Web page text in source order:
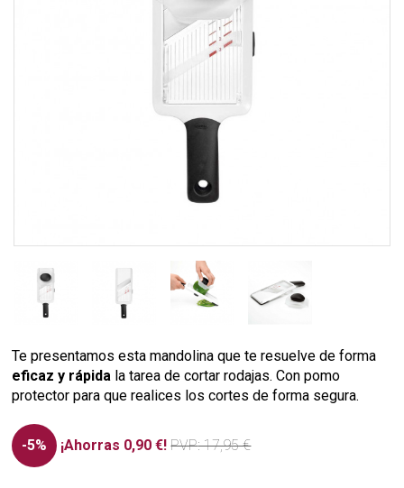
Te presentamos esta mandolina que te resuelve de forma
eficaz y rápida la tarea de cortar rodajas. Con pomo
protector para que realices los cortes de forma segura.
-5% ¡Ahorras 0,90 €! PVP: 17,95 €